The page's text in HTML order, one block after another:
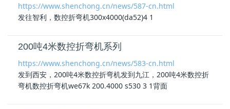
https://www.shenchong.cn/news/587-cn.html
发往智利，数控折弯机300x4000(da52)4 1
200吨4米数控折弯机系列
https://www.shenchong.cn/news/583-cn.html
发到西安，200吨4米数控折弯机发到九江，200吨4米数控折
弯机数控折弯机we67k 200.4000 s530 3 1背面